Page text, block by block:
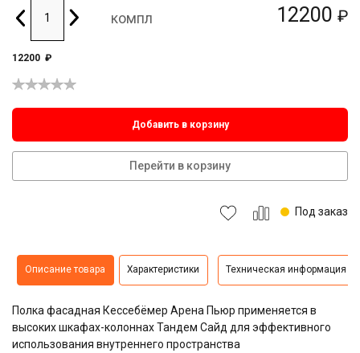
12200 ₽
компл
12200 ₽
Добавить в корзину
Перейти в корзину
Под заказ
Описание товара Характеристики Техническая информация
Полка фасадная Кессебёмер Арена Пьюр применяется в
высоких шкафах-колоннах Тандем Сайд для эффективного
использования внутреннего пространства